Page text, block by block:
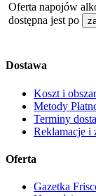
Oferta napojów
dostępna jest po
Dostawa
Koszt i
Metody
Terminy
Reklamacje i
Oferta
Gazetka